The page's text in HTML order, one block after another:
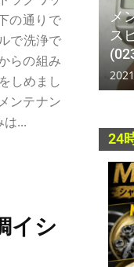
の通りで
で洗浄で
らの組み
しめまし
ンテナン
...
イシ
メ
ス
24